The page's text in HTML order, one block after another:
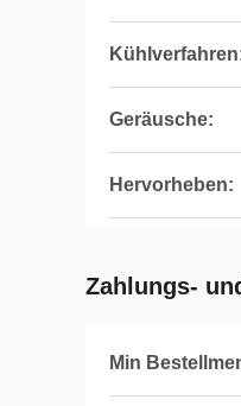
Geräusche:
Hervorheben:
Zahlungs-
Min